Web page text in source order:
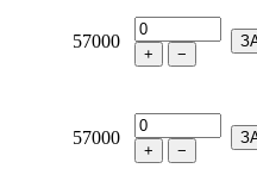
57000
+ −
57000
+ −